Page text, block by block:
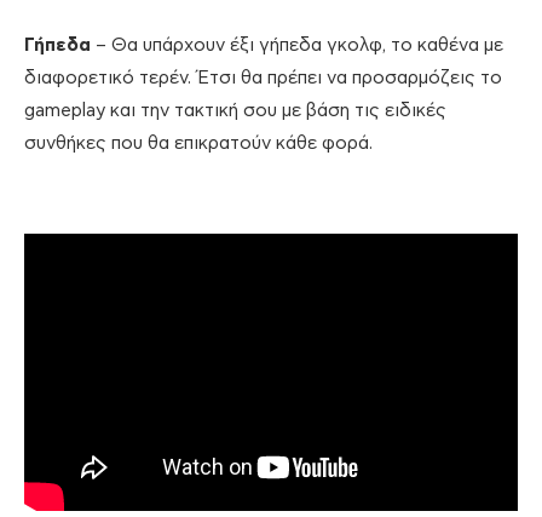
Γήπεδα – Θα υπάρχουν έξι γήπεδα γκολφ, το καθένα με
διαφορετικό τερέν. Έτσι θα πρέπει να προσαρμόζεις το
gameplay και την τακτική σου με βάση τις ειδικές
συνθήκες που θα επικρατούν κάθε φορά.